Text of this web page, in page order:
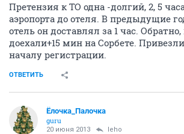
Претензия к ТО одна -долгий, 2, 5
аэропорта до отеля. В предыдущие
отель он доставлял за 1 час. Обратно,
доехали+15 мин на Сорбете.
началу регистрации.
ОТВЕТИТЬ
Ёлочка_Палочка
guru
20 июня 2013 leho